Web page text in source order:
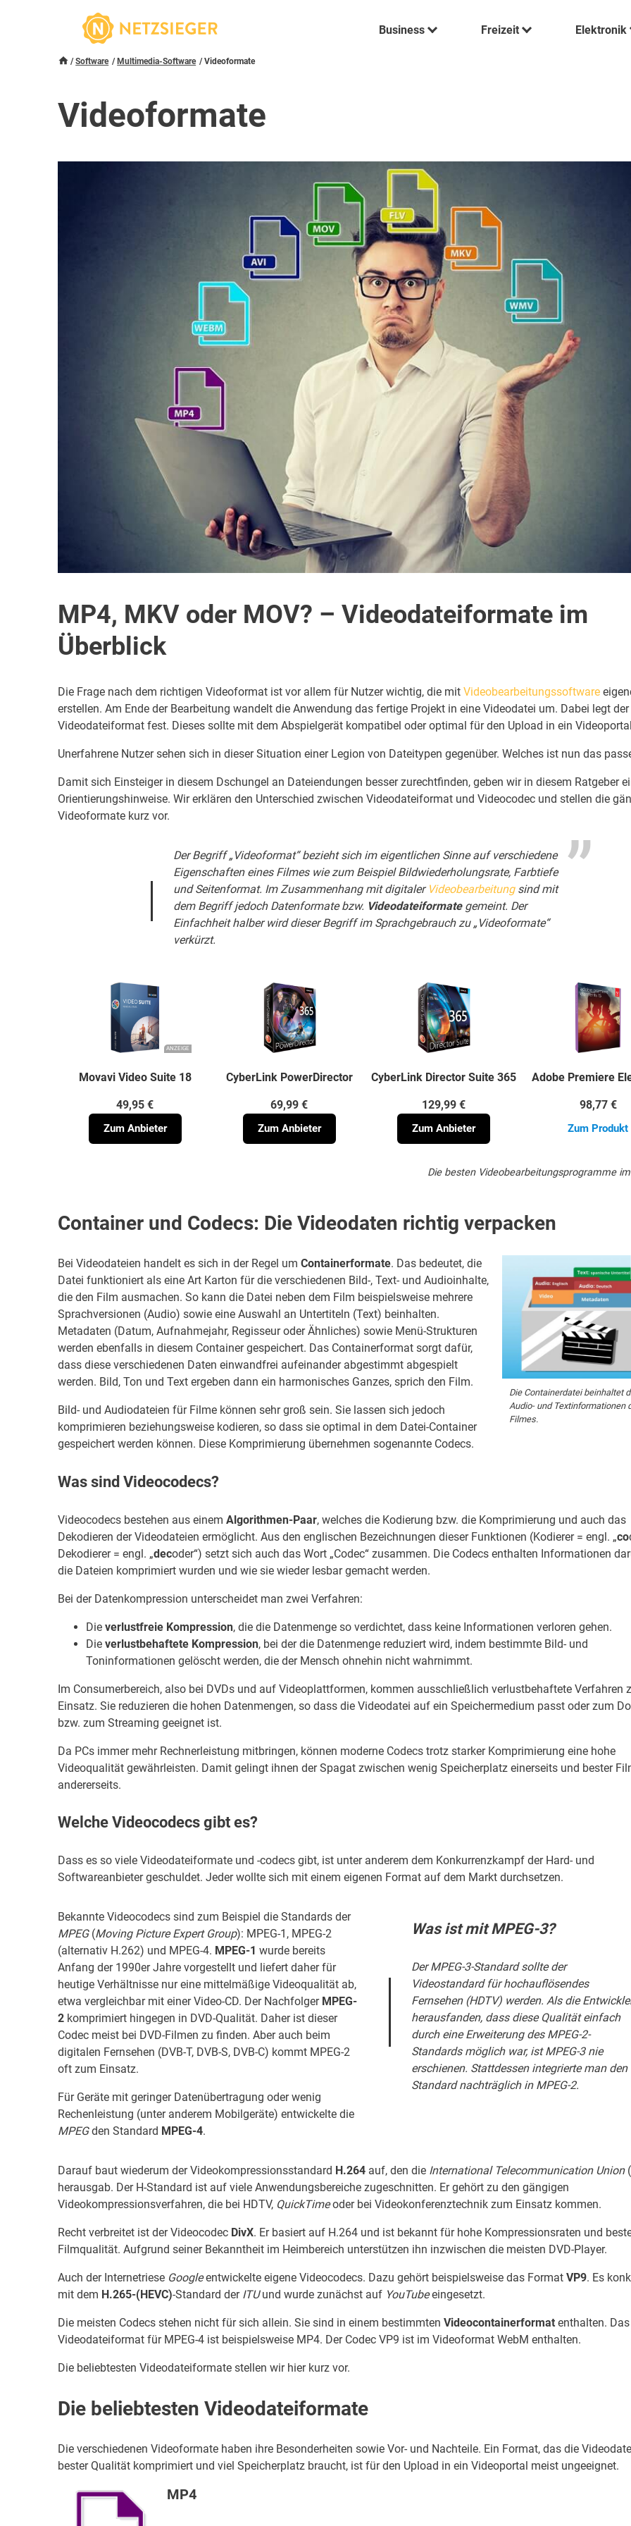
Business Freizeit Elektronik
Software Multimedia-Software Videoformate
Videoformate
MP4, MKV oder MOV? – Videodateiformate im
Überblick
Die Frage nach dem richtigen Videoformat ist vor allem für Nutzer wichtig, die mit Videobearbeitungssoftware
erstellen. Am Ende der Bearbeitung wandelt die Anwendung das fertige Projekt in eine Videodatei um. Dabei legt der
Videodateiformat fest. Dieses sollte mit dem Abspielgerät kompatibel oder optimal für den Upload in ein
Unerfahrene Nutzer sehen sich in dieser Situation einer Legion von Dateitypen gegenüber. Welches ist nun das
Damit sich Einsteiger in diesem Dschungel an Dateiendungen besser zurechtfinden, geben wir in diesem Ratgeber
Orientierungshinweise. Wir erklären den Unterschied zwischen Videodateiformat und Videocodec und stellen die
Videoformate kurz vor.
Der Begriff „Videoformat“ bezieht sich im eigentlichen Sinne auf verschiedene
Eigenschaften eines Filmes wie zum Beispiel Bildwiederholungsrate, Farbtiefe
und Seitenformat. Im Zusammenhang mit digitaler Videobearbeitungsind mit
dem Begriff jedoch Datenformate bzw. Videodateiformategemeint. Der
Einfachheit halber wird dieser Begriff im Sprachgebrauch zu „Videoformate“
verkürzt.
ANZEIGE
Movavi Video Suite 18
49,95 €
Zum Anbieter
CyberLink PowerDirector
69,99 €
Zum Anbieter
CyberLink Director Suite 365
129,99 €
Zum Anbieter
Adobe Premiere
98,77 €
Zum Produkt
Die besten Videobearbeitungsprogramme
Container und Codecs: Die Videodaten richtig verpacken
Die Containerdatei beinhaltet
Audio- und Textinformationen
Filmes.
Bei Videodateien handelt es sich in der Regel um Containerformate. Das bedeutet, die
Datei funktioniert als eine Art Karton für die verschiedenen Bild-, Text- und Audioinhalte,
die den Film ausmachen. So kann die Datei neben dem Film beispielsweise mehrere
Sprachversionen (Audio) sowie eine Auswahl an Untertiteln (Text) beinhalten.
Metadaten (Datum, Aufnahmejahr, Regisseur oder Ähnliches) sowie Menü-Strukturen
werden ebenfalls in diesem Container gespeichert. Das Containerformat sorgt dafür,
dass diese verschiedenen Daten einwandfrei aufeinander abgestimmt abgespielt
werden. Bild, Ton und Text ergeben dann ein harmonisches Ganzes, sprich den Film.
Bild- und Audiodateien für Filme können sehr groß sein. Sie lassen sich jedoch
komprimieren beziehungsweise kodieren, so dass sie optimal in dem Datei-Container
gespeichert werden können. Diese Komprimierung übernehmen sogenannte Codecs.
Was sind Videocodecs?
Videocodecs bestehen aus einem Algorithmen-Paar, welches die Kodierung bzw. die Komprimierung und auch das
Dekodieren der Videodateien ermöglicht. Aus den englischen Bezeichnungen dieser Funktionen (Kodierer = engl. „co
Dekodierer = engl. „decoder“) setzt sich auch das Wort „Codec“ zusammen. Die Codecs enthalten Informationen
die Dateien komprimiert wurden und wie sie wieder lesbar gemacht werden.
Bei der Datenkompression unterscheidet man zwei Verfahren:
Die verlustfreie Kompression, die die Datenmenge so verdichtet, dass keine Informationen verloren gehen.
Die verlustbehaftete Kompression, bei der die Datenmenge reduziert wird, indem bestimmte Bild- und
Toninformationen gelöscht werden, die der Mensch ohnehin nicht wahrnimmt.
Im Consumerbereich, also bei DVDs und auf Videoplattformen, kommen ausschließlich verlustbehaftete Verfahren
Einsatz. Sie reduzieren die hohen Datenmengen, so dass die Videodatei auf ein Speichermedium passt oder zum
bzw. zum Streaming geeignet ist.
Da PCs immer mehr Rechnerleistung mitbringen, können moderne Codecs trotz starker Komprimierung eine hohe
Videoqualität gewährleisten. Damit gelingt ihnen der Spagat zwischen wenig Speicherplatz einerseits und bester
andererseits.
Welche Videocodecs gibt es?
Dass es so viele Videodateiformate und -codecs gibt, ist unter anderem dem Konkurrenzkampf der Hard- und
Softwareanbieter geschuldet. Jeder wollte sich mit einem eigenen Format auf dem Markt durchsetzen.
Bekannte Videocodecs sind zum Beispiel die Standards der
MPEG(Moving Picture Expert Group): MPEG-1, MPEG-2
(alternativ H.262) und MPEG-4. MPEG-1 wurde bereits
Anfang der 1990er Jahre vorgestellt und liefert daher für
heutige Verhältnisse nur eine mittelmäßige Videoqualität ab,
etwa vergleichbar mit einer Video-CD. Der Nachfolger MPEG-
2 komprimiert hingegen in DVD-Qualität. Daher ist dieser
Codec meist bei DVD-Filmen zu finden. Aber auch beim
digitalen Fernsehen (DVB-T, DVB-S, DVB-C) kommt MPEG-2
oft zum Einsatz.
Für Geräte mit geringer Datenübertragung oder wenig
Rechenleistung (unter anderem Mobilgeräte) entwickelte die
MPEGden Standard MPEG-4.
Was ist mit MPEG-3?
Der MPEG-3-Standard sollte der
Videostandard für hochauflösendes
Fernsehen (HDTV) werden. Als die
herausfanden, dass diese Qualität einfach
durch eine Erweiterung des MPEG-2-
Standards möglich war, ist MPEG-3 nie
erschienen. Stattdessen integrierte man den
Standard nachträglich in MPEG-2.
Darauf baut wiederum der Videokompressionsstandard H.264 auf, den die International Telecommunication Union
herausgab. Der H-Standard ist auf viele Anwendungsbereiche zugeschnitten. Er gehört zu den gängigen
Videokompressionsverfahren, die bei HDTV, QuickTimeoder bei Videokonferenztechnik zum Einsatz kommen.
Recht verbreitet ist der Videocodec DivX. Er basiert auf H.264 und ist bekannt für hohe Kompressionsraten und
Filmqualität. Aufgrund seiner Bekanntheit im Heimbereich unterstützen ihn inzwischen die meisten DVD-Player.
Auch der Internetriese Googleentwickelte eigene Videocodecs. Dazu gehört beispielsweise das Format VP9. Es
mit dem H.265-(HEVC)-Standard der ITUund wurde zunächst auf YouTubeeingesetzt.
Die meisten Codecs stehen nicht für sich allein. Sie sind in einem bestimmten Videocontainerformat enthalten. Das
Videodateiformat für MPEG-4 ist beispielsweise MP4. Der Codec VP9 ist im Videoformat WebM enthalten.
Die beliebtesten Videodateiformate stellen wir hier kurz vor.
Die beliebtesten Videodateiformate
Die verschiedenen Videoformate haben ihre Besonderheiten sowie Vor- und Nachteile. Ein Format, das die
bester Qualität komprimiert und viel Speicherplatz braucht, ist für den Upload in ein Videoportal meist ungeeignet.
MP4